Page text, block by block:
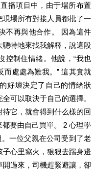
播項目中，由于場所布置
場所有對接人員都批了一
不再與他合作。 因為這件
特地來找我解釋，說這段
控制住情緒。他說，“我也
而處處為難我。” 這其實就
好壞決定了自己的情緒狀
可以取決于自己的選擇。
它，就會得到什么樣的回
要由自己買單。 2 心理學
。一位父親在公司受到了老
心里窩火，狠狠去踹身邊
過來，司機趕緊避讓，卻